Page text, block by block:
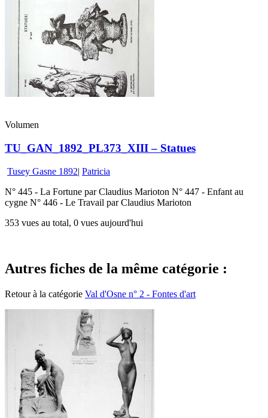
Volumen
TU_GAN_1892_PL373_XIII – Statues
Tusey Gasne 1892| Patricia
N° 445 - La Fortune par Claudius Marioton N° 447 - Enfant au
cygne N° 446 - Le Travail par Claudius Marioton
353 vues au total, 0 vues aujourd'hui
Autres fiches de la même catégorie :
Retour à la catégorie Val d'Osne n° 2 - Fontes d'art